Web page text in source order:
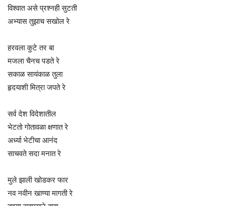
विश्वात असे प्रश्नही सुटती
अभ्यास तुझाच सखोल रे
हरवला कुटे तर बा
मजला चैनच पडते रे
सकाळ सायंकाळ तुला
हृदयाशी मित्रा जपते रे
सर्व देश विदेशातील
भेटतो गोतावळा क्षणात रे
अर्ध्या भेटीचा आनंद
साचवते सदा मनात रे
मुले झाली खोडकर फार
नव नवीन खाण्या मागती रे